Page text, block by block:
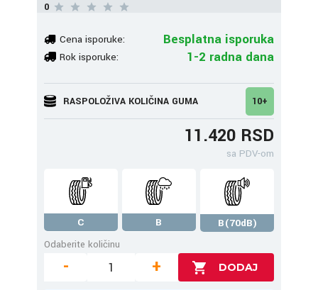
0
Cena isporuke: Besplatna isporuka
Rok isporuke: 1-2 radna dana
RASPOLOŽIVA KOLIČINA GUMA 10+
11.420 RSD
sa PDV-om
C B
B(70dB)
Odaberite količinu
- +